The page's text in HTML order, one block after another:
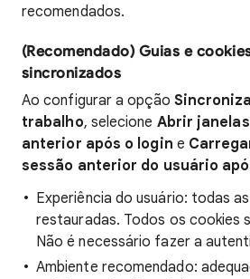
recomendados.
(Recomendado) Guias e
sincronizados
Ao configurar a opção
trabalho, selecione Abrir
anterior após o login e
sessão anterior do usuário
Experiência do usuário: todas
restauradas. Todos os cookies
Não é necessário fazer a
Ambiente recomendado: